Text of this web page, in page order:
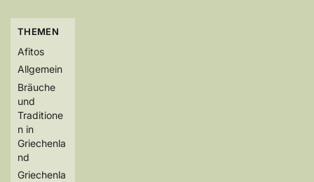
THEMEN
Afitos
Allgemein
Bräuche
und
Traditione
n in
Griechenla
nd
Griechenla